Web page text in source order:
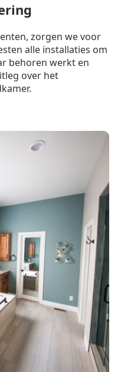
zorgen we voor
alle installaties om
behoren werkt en
over het